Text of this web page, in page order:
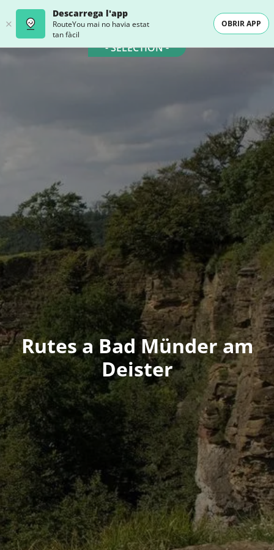
Descarrega l'app
RouteYou mai no havia estat
tan fàcil
OBRIR APP
- SELECTION -
Rutes a Bad Münder am
Deister